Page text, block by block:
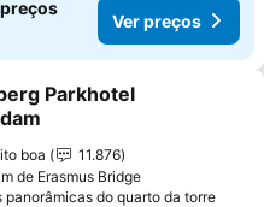
Ver preços
aos favoritos
Parkhotel
boa
11.876
de Erasmus Bridge
panorâmicas do quarto da torre